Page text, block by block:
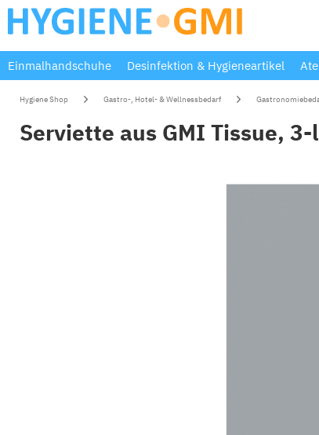
Einmalhandschuhe Desinfektion & Hygieneartikel
Hygiene Shop Gastro-, Hotel- & Wellnessbedarf
Serviette aus GMI Tissue,